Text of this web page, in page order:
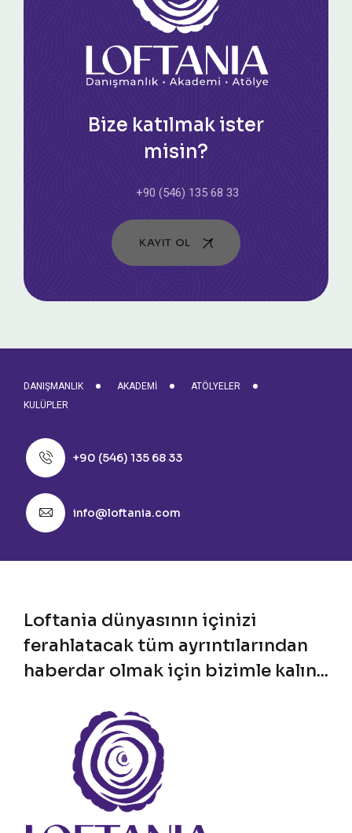
Bize katılmak ister
misin?
+90 (546) 135 68 33
KAYIT OL
DANIŞMANLIK AKADEMI
ATÖLYELER
KULÜPLER
+90 (546) 135 68 33
info@loftania.com
Loftania dünyasının içinizi
ferahlatacak tüm ayrıntılarından
haberdar olmak için bizimle kalın...